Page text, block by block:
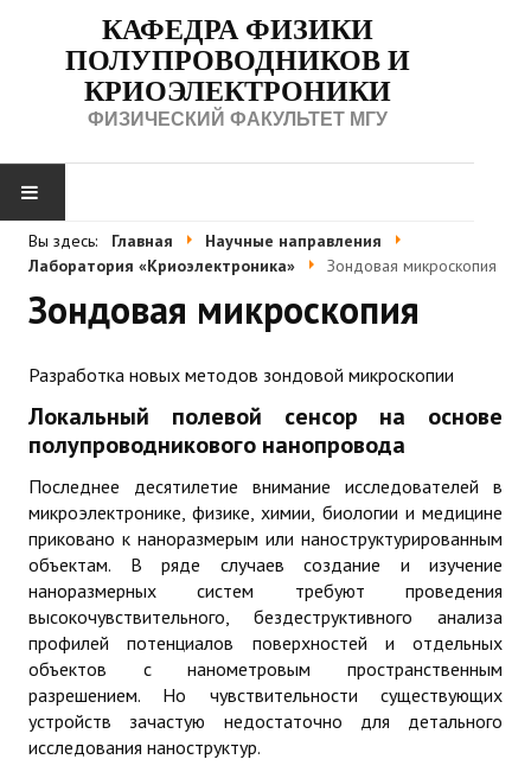
КАФЕДРА ФИЗИКИ
ПОЛУПРОВОДНИКОВ И
КРИОЭЛЕКТРОНИКИ
ФИЗИЧЕСКИЙ ФАКУЛЬТЕТ МГУ
О КАФЕДРЕ
История кафедры
УЧЕБНЫЙ ПРОЦЕСС
Программа «Физика полупроводников»
Программа «Физика сверхпроводников и наноэлектронных
Программа «Квантовые и оптические технологии»
Темы курсовых работ для студентов второго курса
Специальный практикум
НАУЧНЫЕ НАПРАВЛЕНИЯ
Вы здесь: Главная
Научные направления
Лаборатория «Криоэлектроника»
Зондовая микроскопия
Зондовая микроскопия
Разработка новых методов зондовой микроскопии
Локальный полевой сенсор на основе
полупроводникового нанопровода
Последнее десятилетие внимание исследователей в
микроэлектронике, физике, химии, биологии и медицине
приковано к наноразмерым или наноструктурированным
объектам. В ряде случаев создание и изучение
наноразмерных систем требуют проведения
высокочувствительного, бездеструктивного анализа
профилей потенциалов поверхностей и отдельных
объектов с нанометровым пространственным
разрешением. Но чувствительности существующих
устройств зачастую недостаточно для детального
исследования наноструктур.